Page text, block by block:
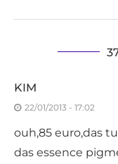
KIM
22/01/2013 - 17:02
ouh,85 euro,das
das essence